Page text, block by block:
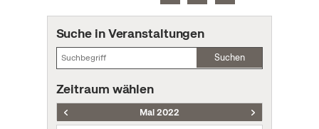
Suche in Veranstaltungen
Suchen
Zeitraum wählen
Mai 2022